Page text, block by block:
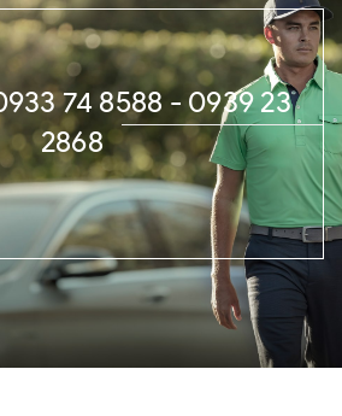
74 8588 - 0939 23
2868